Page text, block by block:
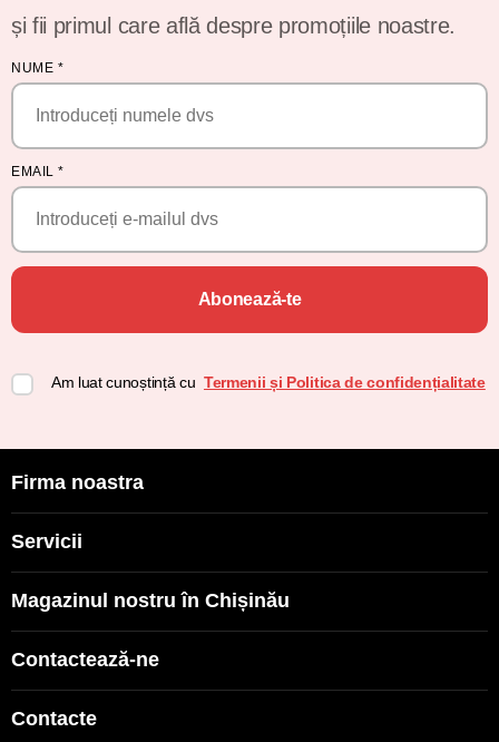
și fii primul care află despre promoțiile noastre.
NUME *
EMAIL *
Abonează-te
Am luat cunoștință cu Termenii și Politica de confidențialitate
Firma noastra
Servicii
Magazinul nostru în Chișinău
Contactează-ne
Contacte